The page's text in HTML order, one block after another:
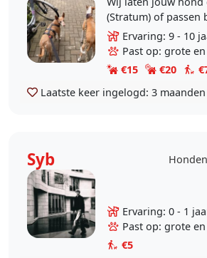
(Stratum) of passen
als je wat langer weg
hebben zelf een
gehad en vinden het..
Ervaring: 9 - 10
Past op: grote
€15
€20
Laatste keer ingelogd: 3
Syb
Ervaring: 0 - 1
Past op: grote
€5